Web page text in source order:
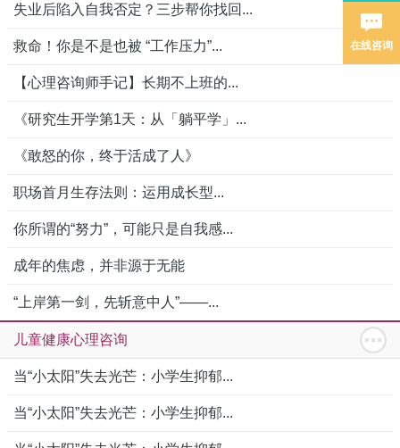
失业后陷入自我否定？三步帮你找回...
救命！你是不是也被 “工作压力”...
【心理咨询师手记】长期不上班的...
《研究生开学第1天：从「躺平学」...
《敢怒的你，终于活成了人》
职场首月生存法则：运用成长型...
你所谓的“努力”，可能只是自我感...
成年的焦虑，并非源于无能
“上岸第一剑，先斩意中人”——...
儿童健康心理咨询
当“小太阳”失去光芒：小学生抑郁...
当“小太阳”失去光芒：小学生抑郁...
在线咨询